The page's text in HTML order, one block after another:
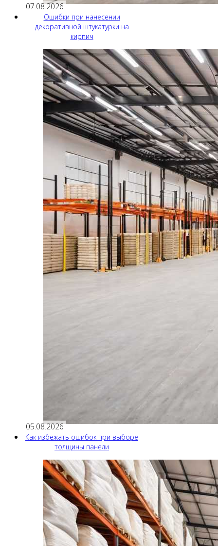
07.08.2026
Ошибки при нанесении
декоративной штукатурки на
кирпич
05.08.2026
Как избежать ошибок при выборе
толщины панели